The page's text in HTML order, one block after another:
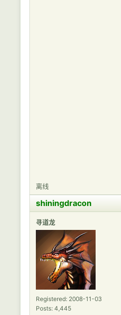
离线
shiningdracon
寻道龙
Registered: 2008-11-03
Posts: 4,445